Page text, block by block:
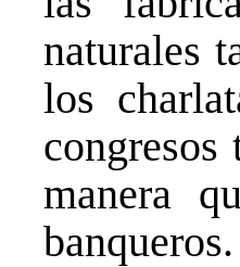
naturales
los
congresos
manera
banqueros.